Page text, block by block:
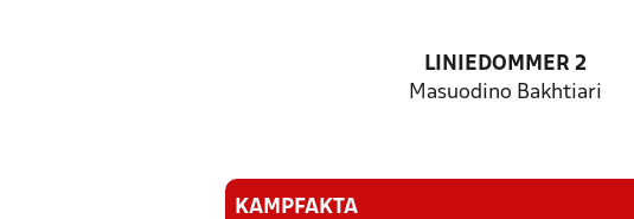
LINIEDOMMER 2
Masuodino Bakhtiari
KAMPFAKTA